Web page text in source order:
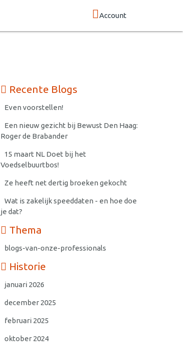
Account
Recente Blogs
Even voorstellen!
Een nieuw gezicht bij Bewust Den Haag:
Roger de Brabander
15 maart NL Doet bij het
Voedselbuurtbos!
Ze heeft net dertig broeken gekocht
Wat is zakelijk speeddaten - en hoe doe
je dat?
Thema
blogs-van-onze-professionals
Historie
januari 2026
december 2025
februari 2025
oktober 2024